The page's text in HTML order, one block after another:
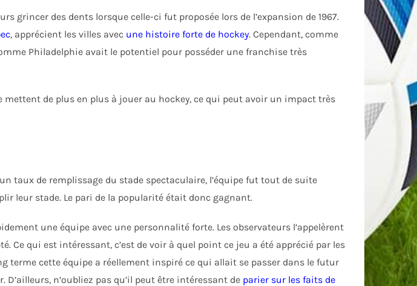
grincer des dents lorsque celle-ci fut proposée lors de l’expansion de 1967.
, apprécient les villes avec une histoire forte de hockey. Cependant, comme
Philadelphie avait le potentiel pour posséder une franchise très
mettent de plus en plus à jouer au hockey, ce qui peut avoir un impact très
taux de remplissage du stade spectaculaire, l’équipe fut tout de suite
leur stade. Le pari de la popularité était donc gagnant.
une équipe avec une personnalité forte. Les observateurs l’appelèrent
Ce qui est intéressant, c’est de voir à quel point ce jeu a été apprécié par les
terme cette équipe a réellement inspiré ce qui allait se passer dans le futur
n’oubliez pas qu’il peut être intéressant de parier sur les faits de